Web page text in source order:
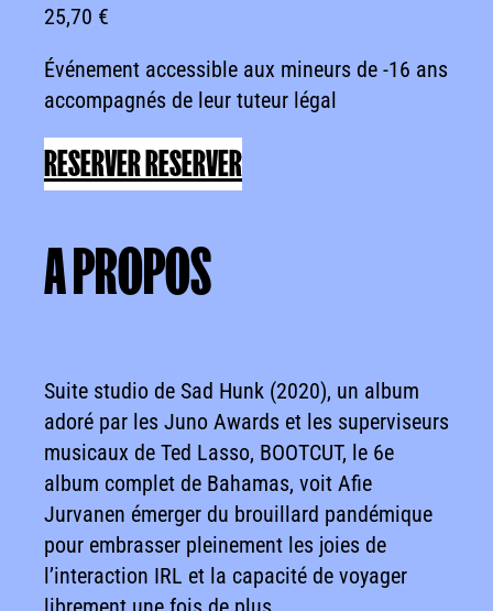
25,70 €
Événement accessible aux mineurs de -16 ans
accompagnés de leur tuteur légal
RESERVERRESERVER
A PROPOS
Suite studio de Sad Hunk (2020), un album
adoré par les Juno Awards et les superviseurs
musicaux de Ted Lasso, BOOTCUT, le 6e
album complet de Bahamas, voit Afie
Jurvanen émerger du brouillard pandémique
pour embrasser pleinement les joies de
l’interaction IRL et la capacité de voyager